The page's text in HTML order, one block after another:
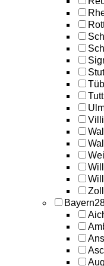
Bayern